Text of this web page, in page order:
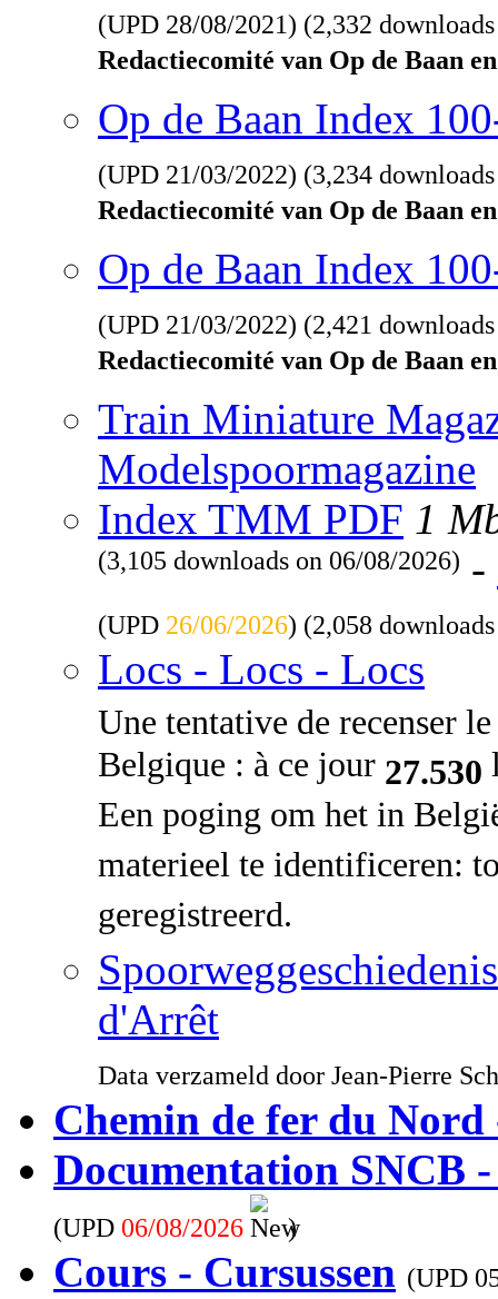
(UPD 28/08/2021) (2,332
Redactiecomité van Op de Baan
Op de Baan Index
(UPD 21/03/2022) (3,234
Redactiecomité van Op de Baan
Op de Baan Index
(UPD 21/03/2022) (2,421
Redactiecomité van Op de Baan
Train Miniature
Modelspoormagazine
Index TMM PDF 1
(3,105 downloads on 06/08/2026) -
(UPD 26/06/2026) (2,058
Locs - Locs - Locs
Une tentative de recenser
Belgique : à ce jour 27.530
Een poging om het in
materieel te identificeren:
geregistreerd.
d'Arrêt
Data verzameld door Jean-Pierre
Chemin de fer du Nord
Documentation SNCB
(UPD 06/08/2026 )
Cours - Cursussen (UPD